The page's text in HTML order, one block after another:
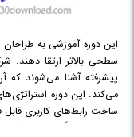
این دوره آموزشی به
سطحی بالاتر ارتقا دهند.
پیشرفته آشنا می‌شوند
می‌کند. این دوره
ساخت رابط‌های کاربری
دوره مستقیماً در بوم